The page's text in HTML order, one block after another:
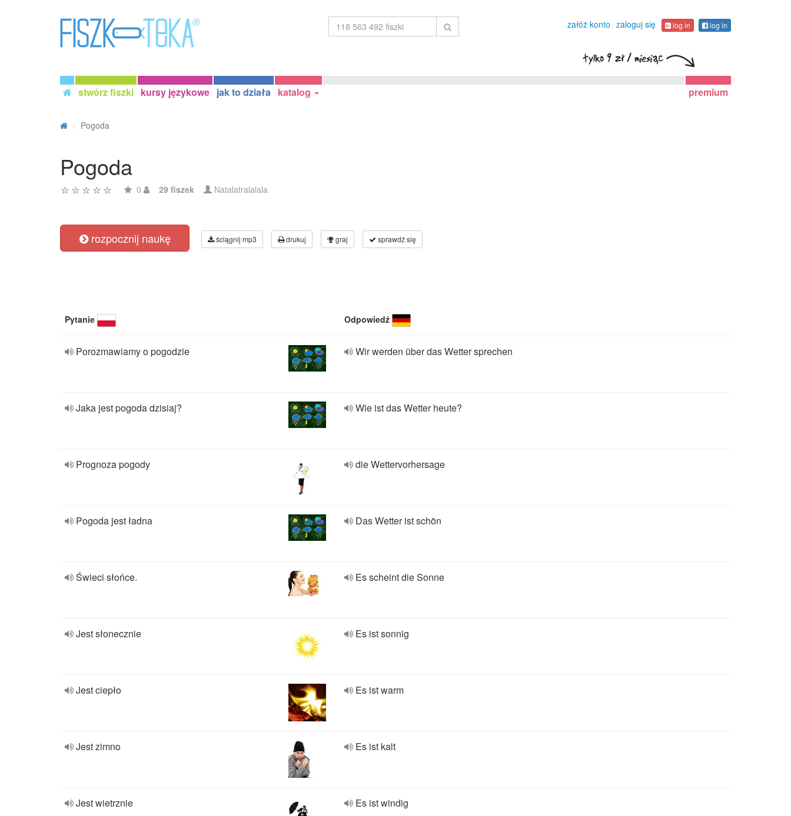
załóż konto zaloguj się log in log in
stwórz fiszki kursy językowe jak to działa katalog premium
Pogoda
Pogoda
0 29 fiszek Natalatralalala
rozpocznij naukę ściągnij mp3 drukuj graj sprawdź się
Pytanie Odpowiedź
Porozmawiamy o pogodzie Wir werden über das Wetter sprechen
Jaka jest pogoda dzisiaj? Wie ist das Wetter heute?
Prognoza pogody die Wettervorhersage
Pogoda jest ładna Das Wetter ist schön
Świeci słońce. Es scheint die Sonne
Jest słonecznie Es ist sonnig
Jest ciepło Es ist warm
Jest zimno Es ist kalt
Jest wietrznie Es ist windig